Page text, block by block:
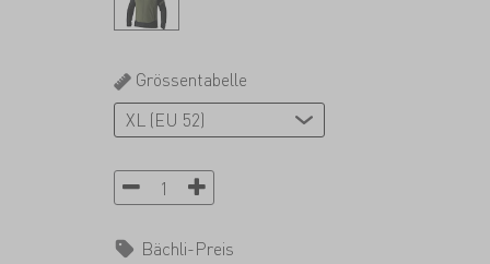
Grössentabelle
Bächli-Preis